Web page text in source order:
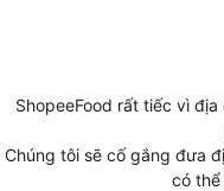
ShopeeFood rất tiếc vì
Chúng tôi sẽ cố gắng đưa
có thể